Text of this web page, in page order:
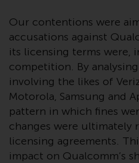
Informationen
telefonisch unter
FUND erhältlich
Sie
https://
and-documents/
lesen Sie den
sorgfältig durch,
investieren.
Our contentions were
accusations against
its licensing terms were,
competition. By
involving the likes of
Motorola, Samsung and
pattern in which fines
changes were ultimately
licensing agreements.
impact on Qualcomm’s